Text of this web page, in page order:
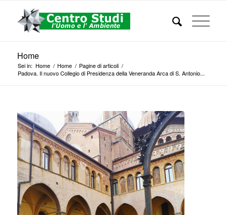
Home
Sei in: Home / Home / Pagine di articoli /
Padova. Il nuovo Collegio di Presidenza della Veneranda Arca di S. Antonio...